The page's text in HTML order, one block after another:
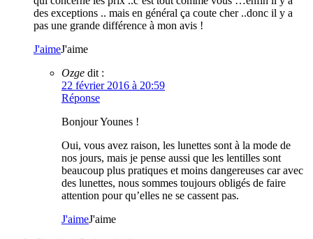
des exceptions .. mais en général ça coute cher ..donc il y a
pas une grande différence à mon avis !
J'aimeJ'aime
Ozge dit :
22 février 2016 à 20:59
Réponse
Bonjour Younes !
Oui, vous avez raison, les lunettes sont à la mode de
nos jours, mais je pense aussi que les lentilles sont
beaucoup plus pratiques et moins dangereuses car avec
des lunettes, nous sommes toujours obligés de faire
attention pour qu’elles ne se cassent pas.
J'aimeJ'aime